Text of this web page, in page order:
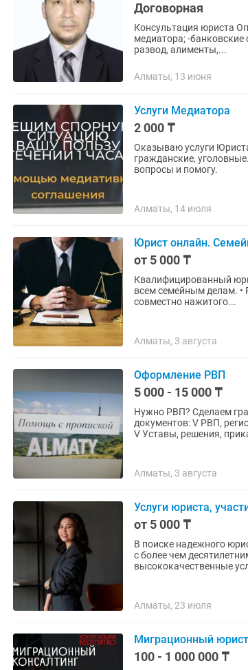
Договорная
Консультация юриста Опытный медиатор с лицензией, кредитный юрист. -медиация, услуги
медиатора; -
развод, алименты,...
Алматы, 13 июня
Услуги Медиатора
2 000 ₸
Оказываю услуги Юриста,
гражданские,
вопросы и помогу.
Алматы, 14 июля
Юрист онлайн.
от 5 000 ₸
Квалифицированный
всем семейным делам. •
совместно нажитого...
Алматы, 3 августа
Оформление РВП
5 000 - 15 000 ₸
Нужно РВП? Сделаем
документов: V РВП,
V Уставы, решения,
Алматы, 3 августа
Услуги юриста,
от 5 000 ₸
В поиске надежного
с более чем
высококачественные
Алматы, 23 июля
Миграционный юрист
100 - 1 000 000 ₸